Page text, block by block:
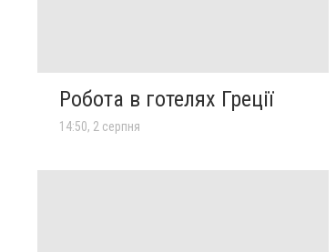
Робота в готелях Греції
14:50, 2 серпня